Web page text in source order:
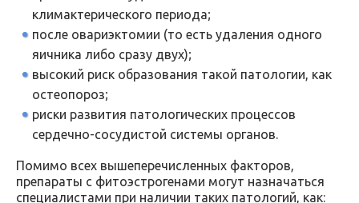
климактерического периода;
после овариэктомии (то есть удаления одного
яичника либо сразу двух);
высокий риск образования такой патологии, как
остеопороз;
риски развития патологических процессов
сердечно-сосудистой системы органов.
Помимо всех вышеперечисленных факторов,
препараты с фитоэстрогенами могут назначаться
специалистами при наличии таких патологий, как: